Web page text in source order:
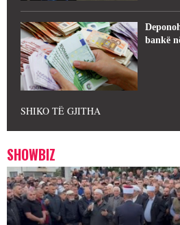
bankë
SHIKO TË GJITHA
SHOWBIZ